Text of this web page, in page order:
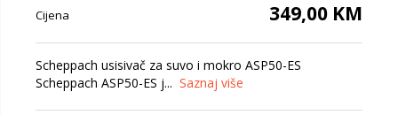
Cijena 349,00 KM
Scheppach usisivač za suvo i mokro ASP50-ES
Scheppach ASP50-ES j... Saznaj više